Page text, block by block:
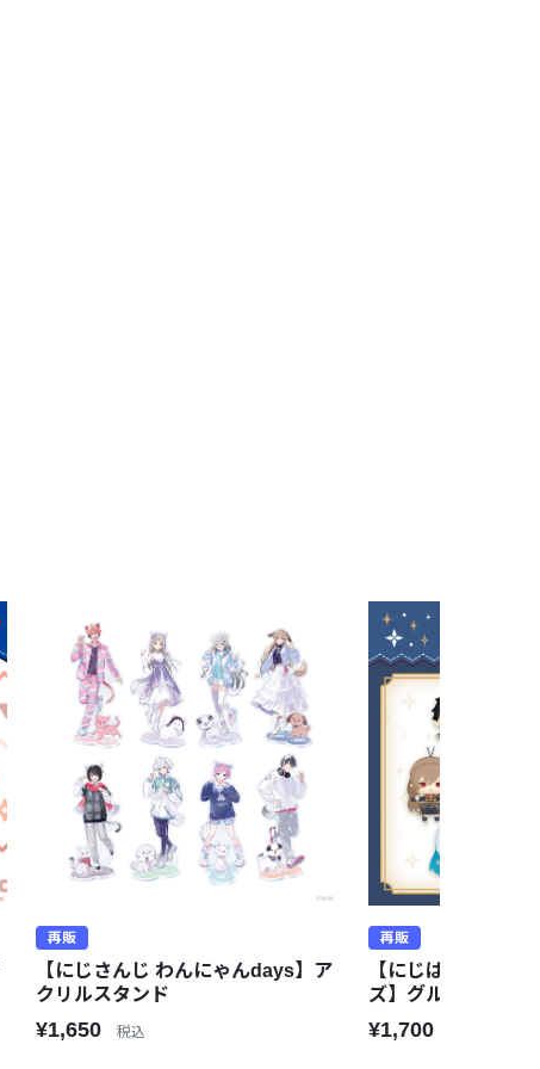
再販
【にじさんじ わんにゃんdays】ア
クリルスタンド
¥1,650 税込
再販
【にじぱぺっと共
ズ】グループC
¥1,700